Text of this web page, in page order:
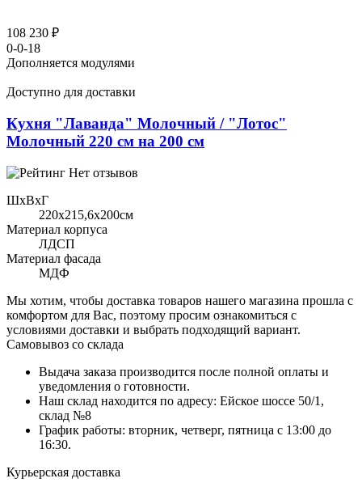
108 230 ₽
0-0-18
Дополняется модулями
Доступно для доставки
Кухня "Лаванда" Молочный / "Лотос"
Молочный 220 см на 200 см
Нет отзывов
ШхВхГ
220x215,6х200см
Материал корпуса
ЛДСП
Материал фасада
МДФ
Мы хотим, чтобы доставка товаров нашего магазина прошла с
комфортом для Вас, поэтому просим ознакомиться с
условиями доставки и выбрать подходящий вариант.
Самовывоз со склада
Выдача заказа производится после полной оплаты и
уведомления о готовности.
Наш склад находится по адресу: Ейское шоссе 50/1,
склад №8
График работы: вторник, четверг, пятница с 13:00 до
16:30.
Курьерская доставка